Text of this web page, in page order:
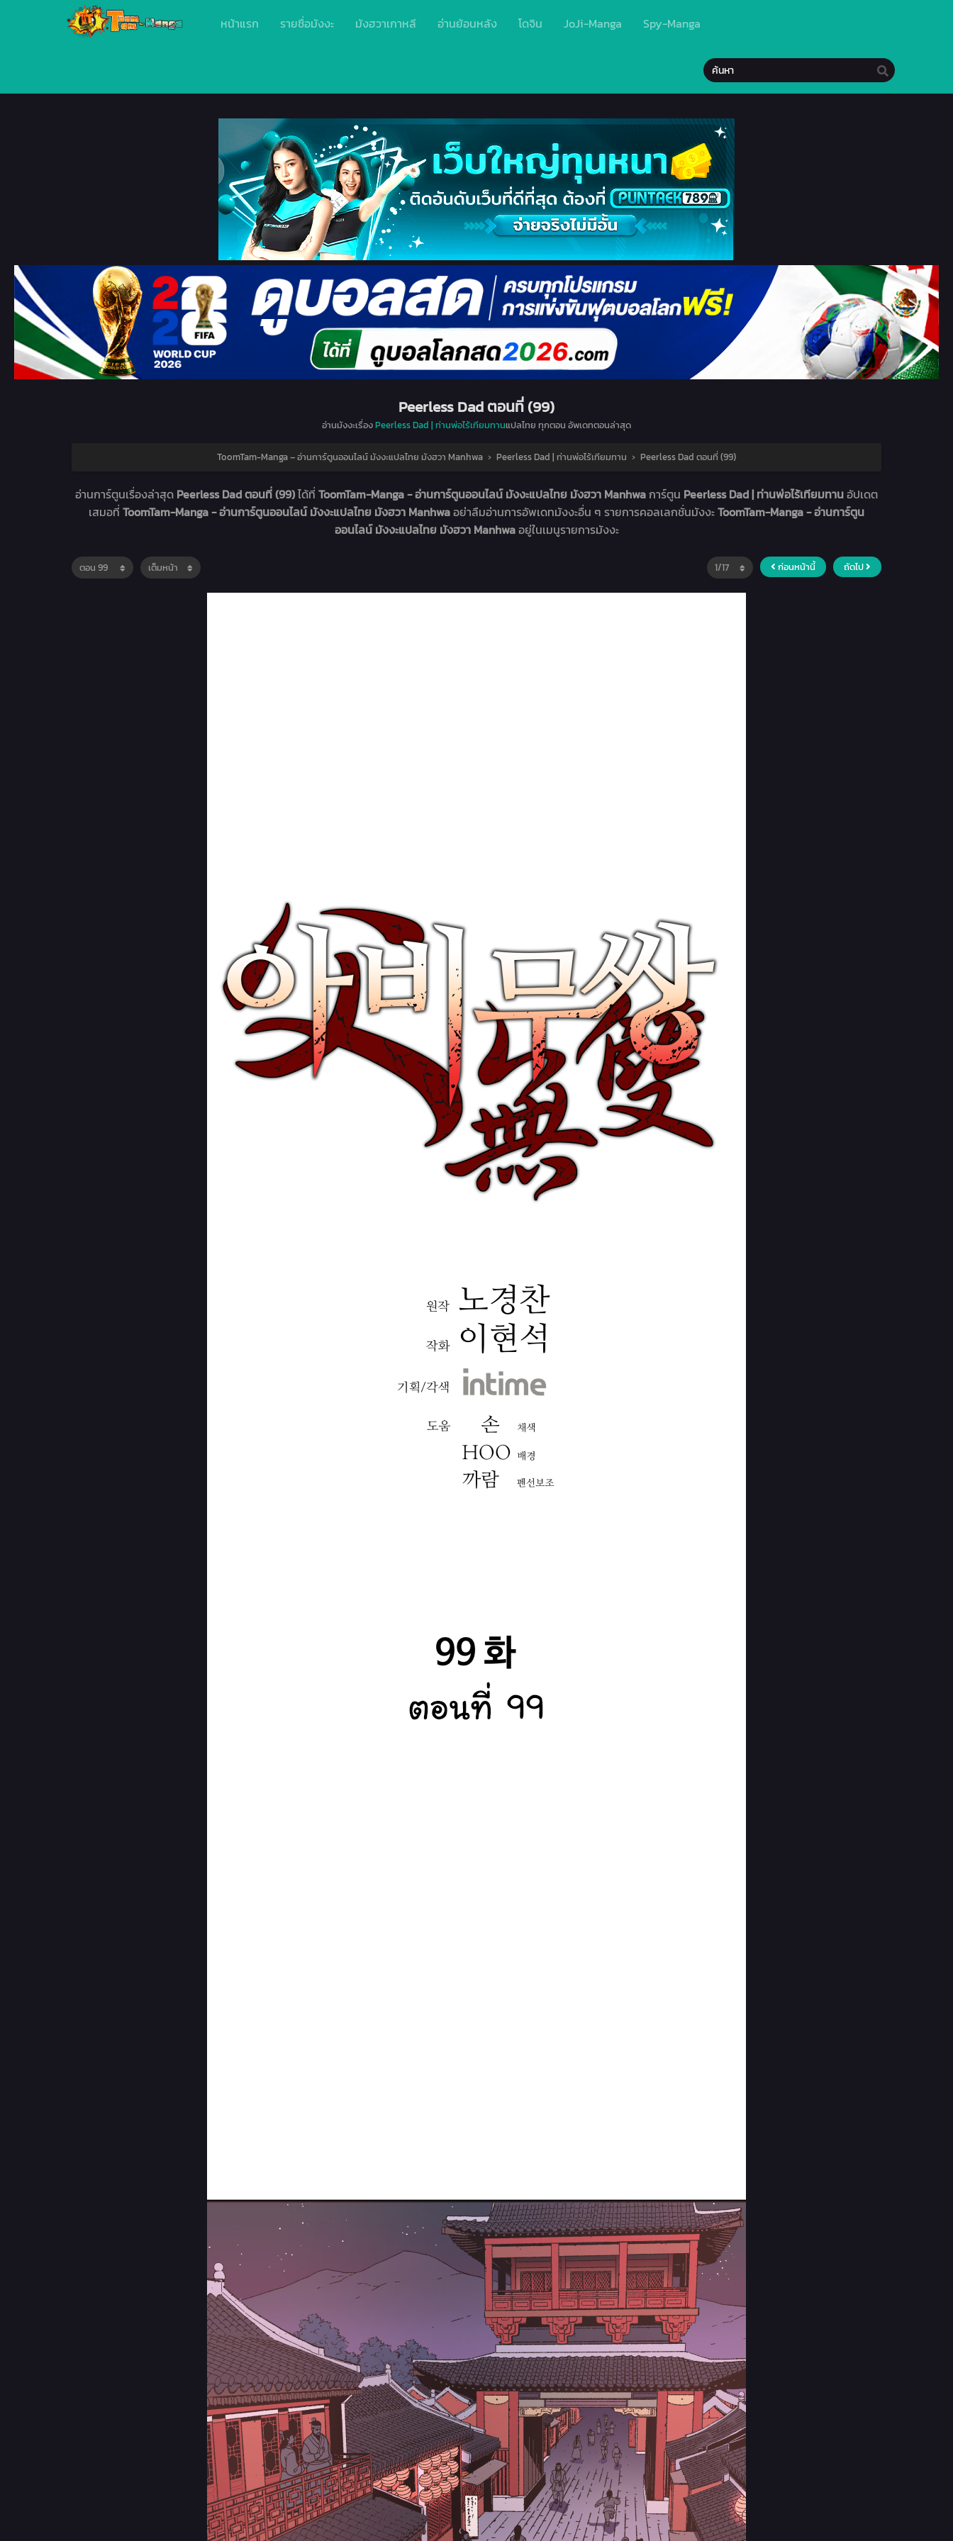
หน้าแรก รายชื่อมังงะ มังฮวาเกาหลี อ่านย้อนหลัง โดจิน JoJi-Manga Spy-Manga
Peerless Dad ตอนที่ (99)
อ่านมังงะเรื่องPeerless Dad | ท่านพ่อไร้เทียมทานแปลไทย ทุกตอน อัพเดทตอนล่าสุด
ToomTam-Manga – อ่านการ์ตูนออนไลน์ มังงะแปลไทย มังฮวา Manhwa › Peerless Dad | ท่านพ่อไร้เทียมทาน › Peerless Dad ตอนที่ (99)
อ่านการ์ตูนเรื่องล่าสุด Peerless Dad ตอนที่ (99)ได้ที่ ToomTam-Manga - อ่านการ์ตูนออนไลน์ มังงะแปลไทย มังฮวา Manhwaการ์ตูน Peerless Dad | ท่านพ่อไร้เทียมทานอัปเดต
เสมอที่ ToomTam-Manga - อ่านการ์ตูนออนไลน์ มังงะแปลไทย มังฮวา Manhwaอย่าลืมอ่านการอัพเดทมังงะอื่น ๆ รายการคอลเลกชั่นมังงะToomTam-Manga - อ่านการ์ตูน
ออนไลน์ มังงะแปลไทย มังฮวา Manhwaอยู่ในเมนูรายการมังงะ
ก่อนหน้านี้ ถัดไป